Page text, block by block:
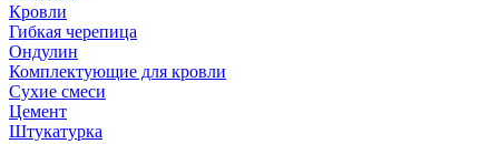
Кровли
Гибкая черепица
Ондулин
Комплектующие для кровли
Сухие смеси
Цемент
Штукатурка